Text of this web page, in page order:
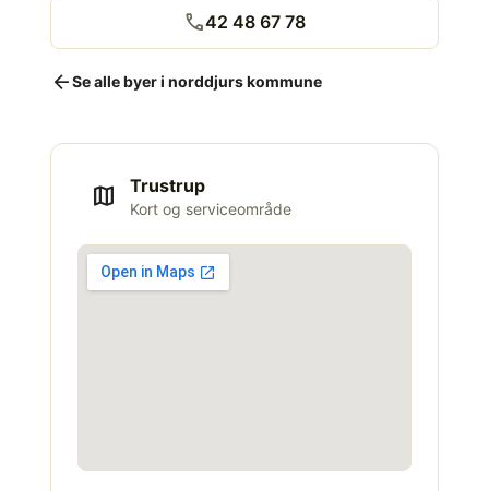
call42 48 67 78
arrow_backSe alle byer i norddjurs kommune
map Trustrup
Kort og serviceområde